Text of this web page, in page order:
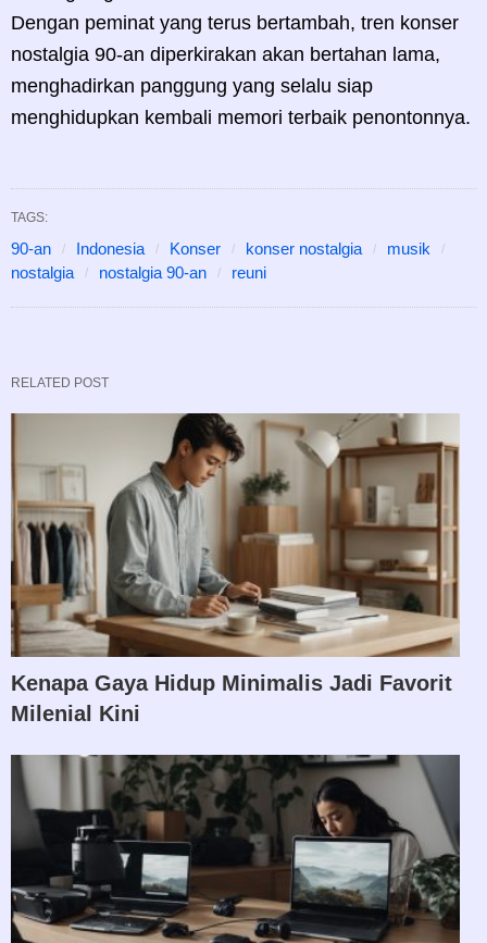
Dengan peminat yang terus bertambah, tren konser
nostalgia 90-an diperkirakan akan bertahan lama,
menghadirkan panggung yang selalu siap
menghidupkan kembali memori terbaik penontonnya.
TAGS:
90-an Indonesia Konser konser nostalgia
musik
nostalgia
nostalgia 90-an reuni
RELATED POST
Kenapa Gaya Hidup Minimalis Jadi Favorit
Milenial Kini